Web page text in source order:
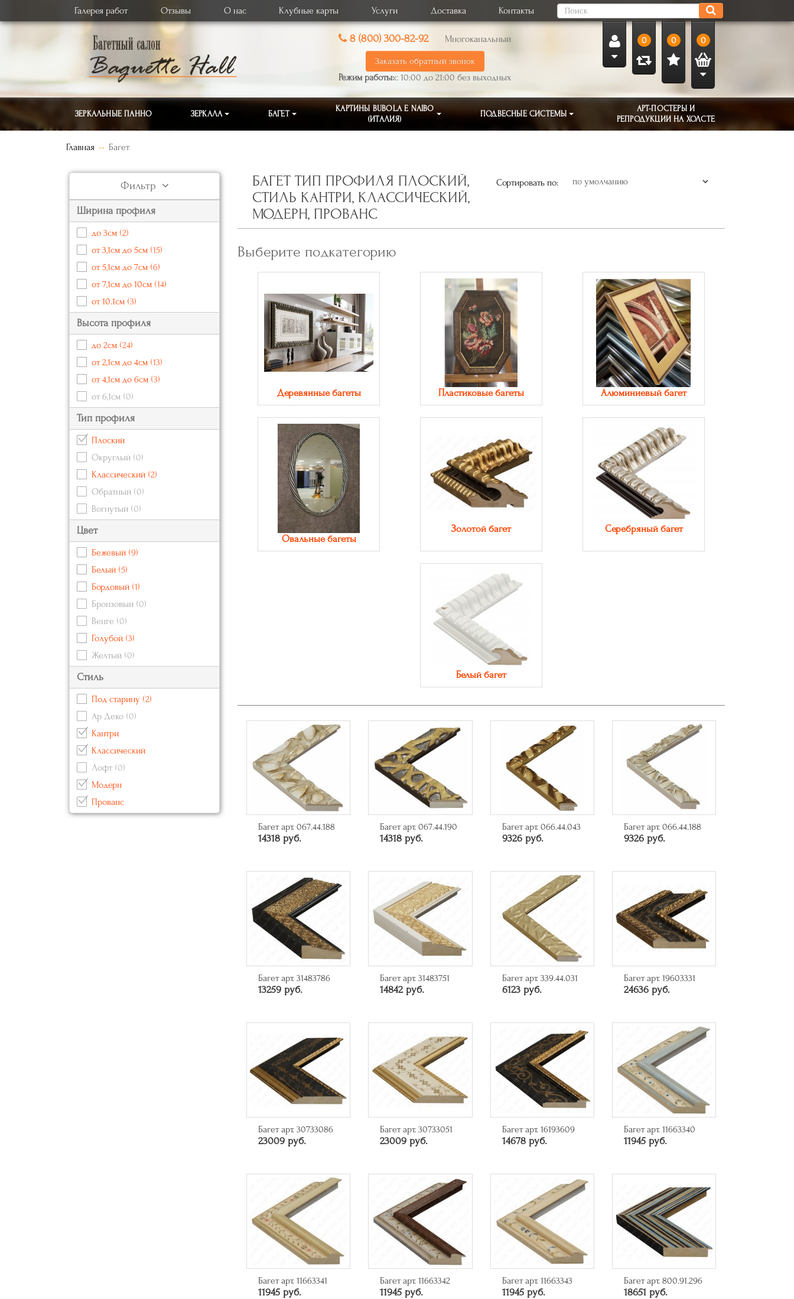
Галерея работ Отзывы О нас Клубные карты Услуги Доставка Контакты
8 (800) 300-82-92 Многоканальный
Заказать обратный звонок
Режим работы:с 10:00 до 21:00 без выходных
0 0 0
ЗЕРКАЛЬНЫЕ ПАННО ЗЕРКАЛА БАГЕТ
КАРТИНЫ BUBOLA E NAIBO
(ИТАЛИЯ)
ПОДВЕСНЫЕ СИСТЕМЫ
АРТ-ПОСТЕРЫ И
РЕПРОДУКЦИИ НА ХОЛСТЕ
Главная Багет
Фильтр
Ширина профиля
до 3см (2)
от 3,1см до 5см (15)
от 5,1см до 7см (6)
от 7,1см до 10см (14)
от 10.1см (3)
Высота профиля
до 2см (24)
от 2,1см до 4см (13)
от 4,1см до 6см (3)
от 6,1см (0)
Тип профиля
Плоский
Округлый (0)
Классический (2)
Обратный (0)
Вогнутый (0)
Цвет
Бежевый (9)
Белый (5)
Бордовый (1)
Бронзовый (0)
Венге (0)
Голубой (3)
Желтый (0)
Золотой (13)
Коричневый
Красный
Кремовый
Розовый
Серебряный
Серый
Стиль
Под старину (2)
Ар Деко (0)
Кантри
Классический
Лофт (0)
Модерн
Прованс
Современный (30)
БАГЕТ ТИП ПРОФИЛЯ ПЛОСКИЙ,
СТИЛЬ КАНТРИ, КЛАССИЧЕСКИЙ,
МОДЕРН, ПРОВАНС
Сортировать по:
Выберите подкатегорию
Деревянные багеты Пластиковые багеты Алюминиевый багет
Овальные багеты
Золотой багет Серебряный багет
Белый багет
Багет арт. 067.44.188
14318 руб.
Багет арт. 067.44.190
14318 руб.
Багет арт. 066.44.043
9326 руб.
Багет арт. 066.44.188
9326 руб.
Багет арт. 31483786
13259 руб.
Багет арт. 31483751
14842 руб.
Багет арт. 339.44.031
6123 руб.
Багет арт. 19603331
24636 руб.
Багет арт. 30733086
23009 руб.
Багет арт. 30733051
23009 руб.
Багет арт. 16193609
14678 руб.
Багет арт. 11663340
11945 руб.
Багет арт. 11663341
11945 руб.
Багет арт. 11663342
11945 руб.
Багет арт. 11663343
11945 руб.
Багет арт. 800.91.296
18651 руб.